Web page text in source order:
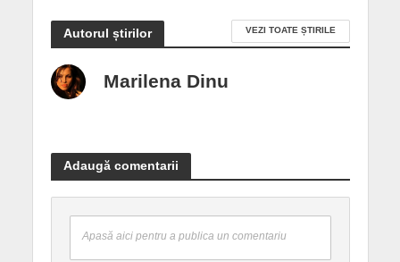
Autorul știrilor VEZI TOATE ȘTIRILE
Marilena Dinu
Adaugă comentarii
Apasă aici pentru a publica un comentariu